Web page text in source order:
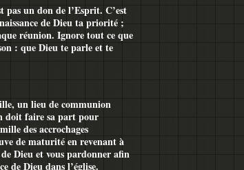
pas un don de l’Esprit. C’est
de Dieu ta priorité ;
réunion. Ignore tout ce que
: que Dieu te parle et te
un lieu de communion
doit faire sa part pour
des accrochages
de maturité en revenant à
Dieu et vous pardonner afin
de Dieu dans l’église.